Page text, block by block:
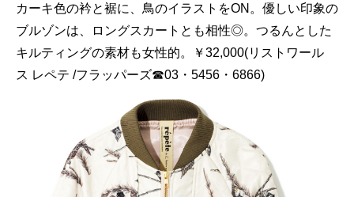
カーキ色の衿と裾に、鳥のイラストをON。優しい印象の
ブルゾンは、ロングスカートとも相性◎。つるんとした
キルティングの素材も女性的。￥32,000(リストワール
ス レペテ /フラッパーズ☎03・5456・6866)